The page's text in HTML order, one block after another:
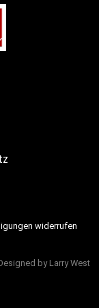
widerrufen
byLarry West